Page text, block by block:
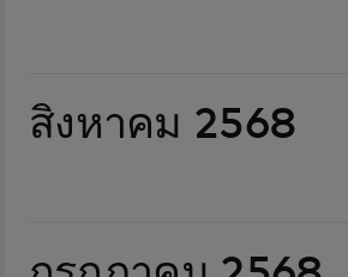
สิงหาคม 2568